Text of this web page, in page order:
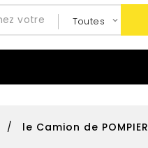
le Camion de POMPIER